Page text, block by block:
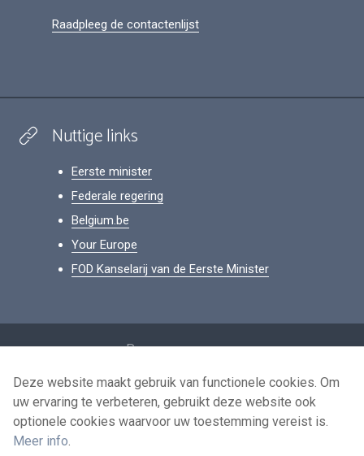
Raadpleeg de contactenlijst
Nuttige links
Eerste minister
Federale regering
Belgium.be
Your Europe
FOD Kanselarij van de Eerste Minister
Persoonsgegevens
Voorwaarden voor het hergebruik
Contacteer ons
Deze website maakt gebruik van functionele cookies. Om
uw ervaring te verbeteren, gebruikt deze website ook
optionele cookies waarvoor uw toestemming vereist is.
Meer info.